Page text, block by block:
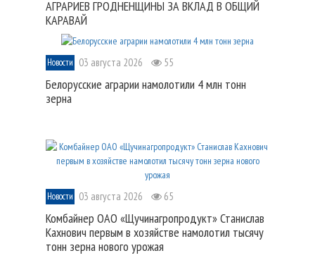
АГРАРИЕВ ГРОДНЕНЩИНЫ ЗА ВКЛАД В ОБЩИЙ
КАРАВАЙ
Новости 03 августа 2026 55
Белорусские аграрии намолотили 4 млн тонн
зерна
Новости 03 августа 2026 65
Комбайнер ОАО «Щучинагропродукт» Станислав
Кахнович первым в хозяйстве намолотил тысячу
тонн зерна нового урожая